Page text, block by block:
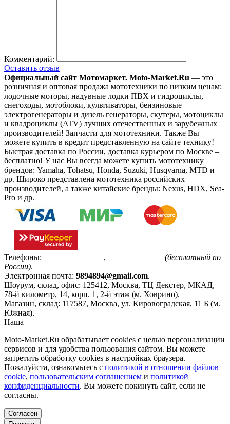
Комментарий:
Оставить отзыв
Официальный сайт Мотомаркет. Moto-Market.Ru — это
розничная и оптовая продажа мототехники по низким ценам:
лодочные моторы, надувные лодки ПВХ и гидроциклы,
снегоходы, мотоблоки, культиваторы, бензиновые
электрогенераторы и дизель генераторы, скутеры, мотоциклы
и квадроциклы (ATV) лучших отечественных и зарубежных
производителей! Запчасти для мототехники. Также Вы
можете купить в кредит представленную на сайте технику!
Быстрая доставка по России, доставка курьером по Москве –
бесплатно! У нас Вы всегда можете купить мототехнику
брендов: Yamaha, Tohatsu, Honda, Suzuki, Husqvarna, MTD и
др. Широко представлена мототехника российских
производителей, а также китайские бренды: Nexus, HDX, Sea-
Pro и др.
Телефоны: ,
(бесплатный по
России).
Электронная почта: 9894894@gmail.com.
Шоурум, склад, офис: 125412, Москва, ТЦ Декстер, МКАД,
78-й километр, 14, корп. 1, 2-й этаж (м. Ховрино).
Магазин, склад: 117587, Москва, ул. Кировоградская, 11 Б (м.
Южная).
Наша
Moto-Market.Ru обрабатывает сookies с целью персонализации
сервисов и для удобства пользования сайтом. Вы можете
запретить обработку сookies в настройках браузера.
Пожалуйста, ознакомьтесь с политикой в отношении файлов
cookie, пользовательским соглашением и политикой
конфиденциальности. Вы можете покинуть сайт, если не
согласны.
Согласен